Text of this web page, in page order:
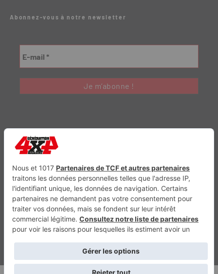
Abonnez-vous à notre newsletter
MX2K Enduro Mag Trail Adventure Trial Mag Sport-Bikes
Boutique CPPRESSE Maisons A Vivre
Retour en haut